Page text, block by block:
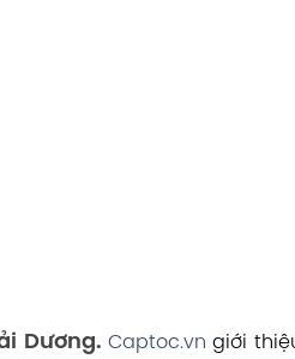
Dương. Captoc.vn giới